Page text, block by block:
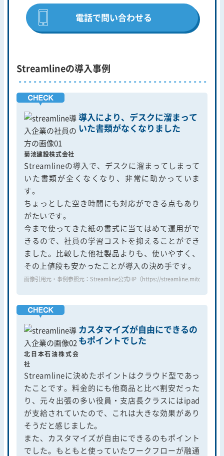
電話で問い合わせる
Streamlineの導入事例
菊池建設株式会社
導入により、デスクに溜まって
いた書類がなくなりました
Streamlineの導入で、デスクに溜まってしまって
いた書類が全くなくなり、非常に助かっていま
す。
ちょっとした空き時間にも対応ができる点もあり
がたいです。
今まで使ってきた紙の書式に当てはめて運用がで
きるので、社員の学習コストを抑えることができ
ました。比較した他社製品よりも、使いやすく、
その上値段も安かったことが導入の決め手です。
画像引用元・事例参照元：Streamline公式HP（https://
北日本石油株式会
社
カスタマイズが自由にできるの
もポイントでした
Streamlineに決めたポイントはクラウド型であっ
たことです。料金的にも他商品と比べ割安だった
り、元々出張の多い役員・支店長クラスにはipad
が支給されていたので、これは大きな効果があり
そうだと感じました。
また、カスタマイズが自由にできるのもポイント
でした。もともと使っていたワークフローが融通